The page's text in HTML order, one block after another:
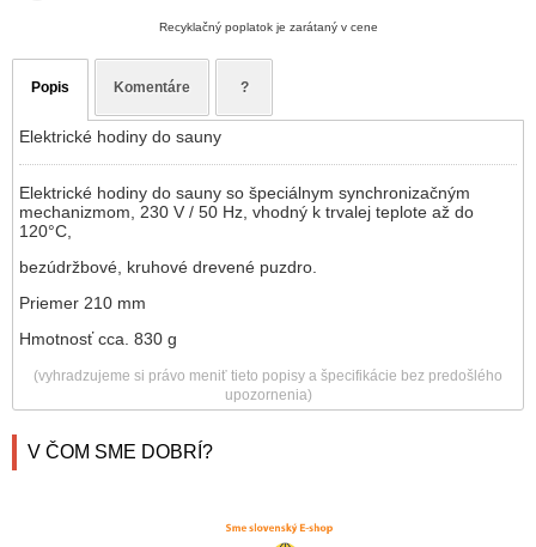
Recyklačný poplatok je zarátaný v cene
Popis Komentáre ?
Elektrické hodiny do sauny
Elektrické hodiny do sauny so špeciálnym synchronizačným
mechanizmom, 230 V / 50 Hz, vhodný k trvalej teplote až do
120°C,
bezúdržbové, kruhové drevené puzdro.
Priemer 210 mm
Hmotnosť cca. 830 g
(vyhradzujeme si právo meniť tieto popisy a špecifikácie bez predošlého
upozornenia)
V ČOM SME DOBRÍ?